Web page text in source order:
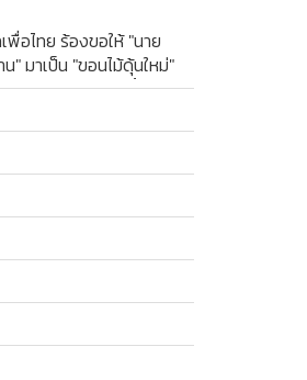
อไทย ร้องขอให้ "นาย
มาเป็น "ขอนไม้ดุ้นใหม่"
พรรคได้เกาะ วันนี้ ขอคุย